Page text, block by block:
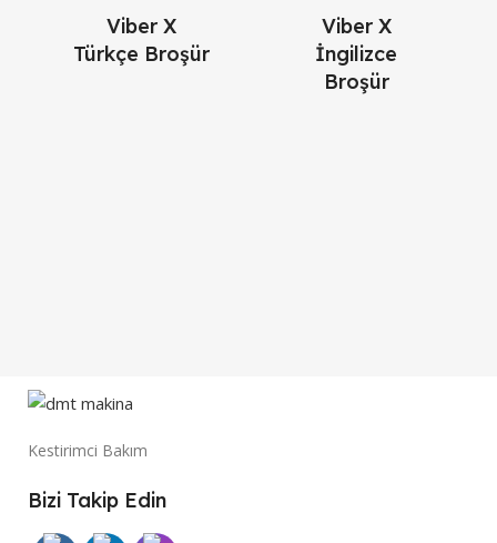
Viber X
Türkçe Broşür
Viber X
İngilizce
Broşür
Kestirimci Bakım
Bizi Takip Edin